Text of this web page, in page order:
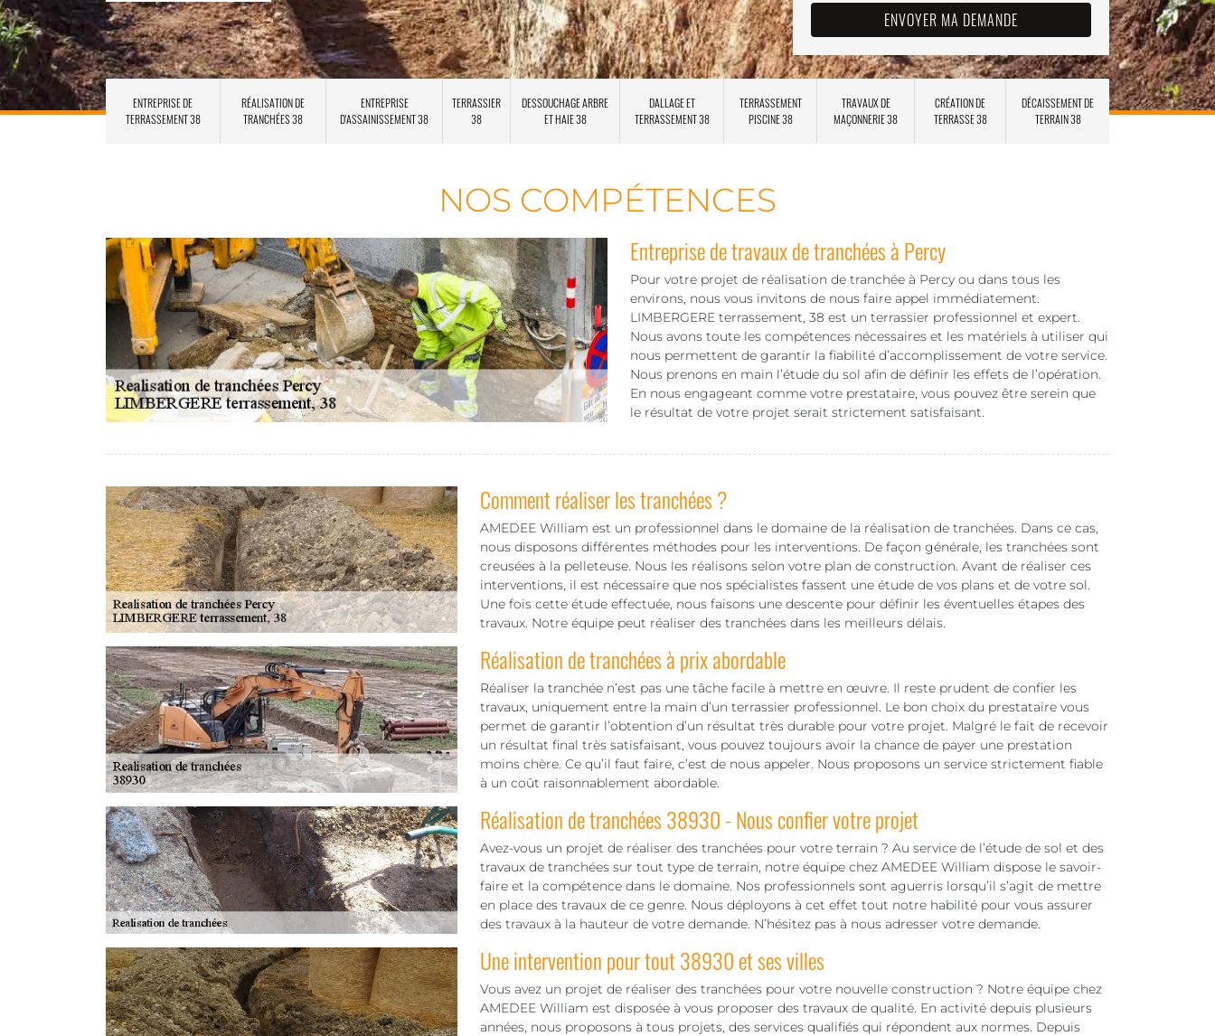
ENTREPRISE DE
TERRASSEMENT 38
RÉALISATION DE
TRANCHÉES 38
ENTREPRISE
D'ASSAINISSEMENT 38
TERRASSIER
38
DESSOUCHAGE ARBRE
ET HAIE 38
DALLAGE ET
TERRASSEMENT 38
TERRASSEMENT
PISCINE 38
TRAVAUX DE
MAÇONNERIE 38
CRÉATION DE
TERRASSE 38
DÉCAISSEMENT DE
TERRAIN 38
NOS COMPÉTENCES
Entreprise de travaux de tranchées à Percy
Pour votre projet de réalisation de tranchée à Percy ou dans tous les
environs, nous vous invitons de nous faire appel immédiatement.
LIMBERGERE terrassement, 38 est un terrassier professionnel et expert.
Nous avons toute les compétences nécessaires et les matériels à utiliser qui
nous permettent de garantir la fiabilité d’accomplissement de votre service.
Nous prenons en main l’étude du sol afin de définir les effets de l’opération.
En nous engageant comme votre prestataire, vous pouvez être serein que
le résultat de votre projet serait strictement satisfaisant.
Comment réaliser les tranchées ?
AMEDEE William est un professionnel dans le domaine de la réalisation de tranchées. Dans ce cas,
nous disposons différentes méthodes pour les interventions. De façon générale, les tranchées sont
creusées à la pelleteuse. Nous les réalisons selon votre plan de construction. Avant de réaliser ces
interventions, il est nécessaire que nos spécialistes fassent une étude de vos plans et de votre sol.
Une fois cette étude effectuée, nous faisons une descente pour définir les éventuelles étapes des
travaux. Notre équipe peut réaliser des tranchées dans les meilleurs délais.
Réalisation de tranchées à prix abordable
Réaliser la tranchée n’est pas une tâche facile à mettre en œuvre. Il reste prudent de confier les
travaux, uniquement entre la main d’un terrassier professionnel. Le bon choix du prestataire vous
permet de garantir l’obtention d’un résultat très durable pour votre projet. Malgré le fait de recevoir
un résultat final très satisfaisant, vous pouvez toujours avoir la chance de payer une prestation
moins chère. Ce qu’il faut faire, c’est de nous appeler. Nous proposons un service strictement fiable
à un coût raisonnablement abordable.
Réalisation de tranchées 38930 - Nous confier votre projet
Avez-vous un projet de réaliser des tranchées pour votre terrain ? Au service de l’étude de sol et des
travaux de tranchées sur tout type de terrain, notre équipe chez AMEDEE William dispose le savoir-
faire et la compétence dans le domaine. Nos professionnels sont aguerris lorsqu’il s’agit de mettre
en place des travaux de ce genre. Nous déployons à cet effet tout notre habilité pour vous assurer
des travaux à la hauteur de votre demande. N’hésitez pas à nous adresser votre demande.
Une intervention pour tout 38930 et ses villes
Vous avez un projet de réaliser des tranchées pour votre nouvelle construction ? Notre équipe chez
AMEDEE William est disposée à vous proposer des travaux de qualité. En activité depuis plusieurs
années, nous proposons à tous projets, des services qualifiés qui répondent aux normes. Depuis